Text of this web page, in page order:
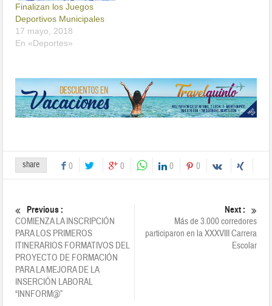
Finalizan los Juegos
Deportivos Municipales
17 mayo, 2018
En «Deportes»
share 0 0 0 0
Previous :
COMIENZA LA INSCRIPCIÓN
PARA LOS PRIMEROS
ITINERARIOS FORMATIVOS DEL
PROYECTO DE FORMACIÓN
PARA LA MEJORA DE LA
INSERCIÓN LABORAL
“INNFORM@”
Next :
Más de 3.000 corredores
participaron en la XXXVIII Carrera
Escolar